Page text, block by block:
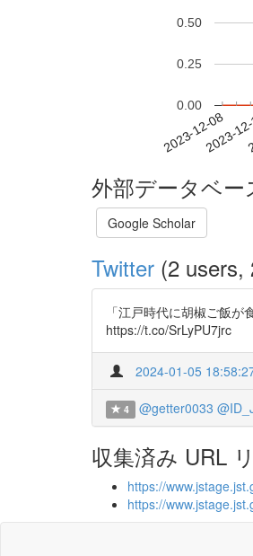
2023-12-08
2023-
0.00
0.25
0.50
外部データベー
Google Scholar
Twitter (2 users,
「江戸時代に胡椒ご飯
https://t.co/SrLyPU7jrc
2024-01-05
4 @getter0033
収集済み URL
https://
https://